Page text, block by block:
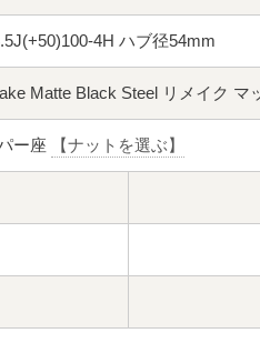
4H ハブ径54mm
Matte Black Steel リメイク
ー座 【ナットを選ぶ】